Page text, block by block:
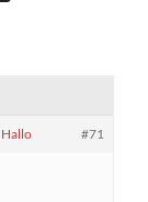
Hallo #71